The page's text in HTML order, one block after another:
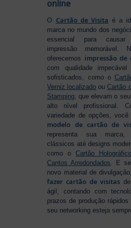
online
O Cartão de Visita é a
marca no mundo dos
essencial para
impressão memorável.
oferecemos impressão
com qualidade impecável
sofisticados, como o
Verniz localizado ouCartão
Stamping , que elevam o
alto nível profissional.
variedade de opções,
modelo de cartão de
representa sua marca,
clássicos até designs
como oCartão Holográfico
Cantos Arredondados . E
novo material de
fazer cartão de visitas
ágil, contando com
prazos de produção rápidos
seu networking esteja